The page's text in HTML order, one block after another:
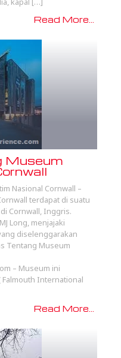
Read More...
Museum
Nasional Cornwall –
terdapat di suatu
Cornwall, Inggris.
Long, menjajaki
diselenggarakan
Tentang Museum
– Museum ini
International
Read More...